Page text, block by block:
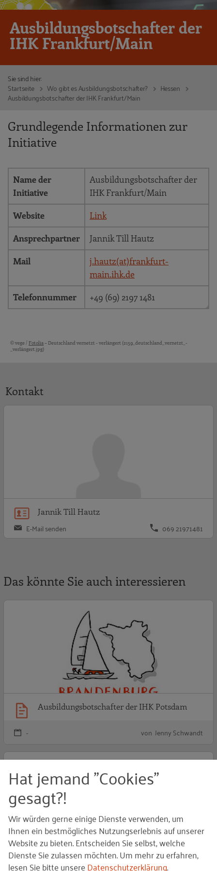
Ausbildungsbotschafter der
IHK Frankfurt/Main
Sie sind hier:
Startseite
Wo gibt es Ausbildungsbotschafter?
Hessen
Ausbildungsbotschafter der IHK Frankfurt/Main
Grundlegende Informationen zur
Initiative
Name der
Initiative
Ausbildungsbotschafter der
IHK Frankfurt/Main
Website
Link
Ansprechpartner
Jannik Till Hautz
Mail
j.hautz(at)frankfurt-
main.ihk.de
Telefonnummer
+49 (69) 2197 1481
Bildquellen und Copyright-Hinweise
© vege / Fotolia– Deutschland vernetzt - verlängert (2159_deutschland_vernetzt_-
_verlängert.jpg)
Kontakt
Jannik Till Hautz
E-Mail senden 069 21971481
Das könnte Sie auch interessieren
Ausbildungsbotschafter der IHK Potsdam
- von Jenny Schwandt
Starke Typen
Hat jemand "Cookies"
gesagt?!
Wir würden gerne einige Dienste verwenden, um
Ihnen ein bestmögliches Nutzungserlebnis auf unserer
Website zu bieten. Entscheiden Sie selbst, welche
Dienste Sie zulassen möchten.Um mehr zu erfahren,
lesen Sie bitte unsereDatenschutzerklärung.